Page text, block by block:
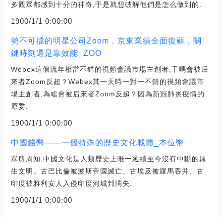
多觀眾都感到十分的神奇,于是就想破解他們是怎么做到的.
1900/1/1 0:00:00
勢不可擋的明星公司Zoom，京東業績全面復蘇，關
鍵時刻還是靠效能_ZOO
Webex這個流年相當不錯的視頻會議市場主創者,干嗎會被后
來者Zoom反超？Webex其一天時一對一不錯的視頻會議市
場主創者,為啥會被后來者Zoom反超？因為新冠肺炎疫情的
原委.
1900/1/1 0:00:00
中國錢幣——一個特殊的歷史文化載體_本位幣
眾所周知,中國文化是人類歷史上唯一延續至今沒有中斷的原
生文明。古巴比倫被波斯帝國滅亡、古埃及被羅馬吞并、古
印度被雅利安人入侵印度河城邦消失.
1900/1/1 0:00:00